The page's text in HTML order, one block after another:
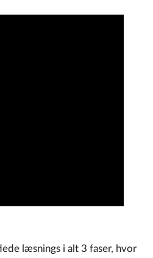
læsnings i alt 3 faser, hvor